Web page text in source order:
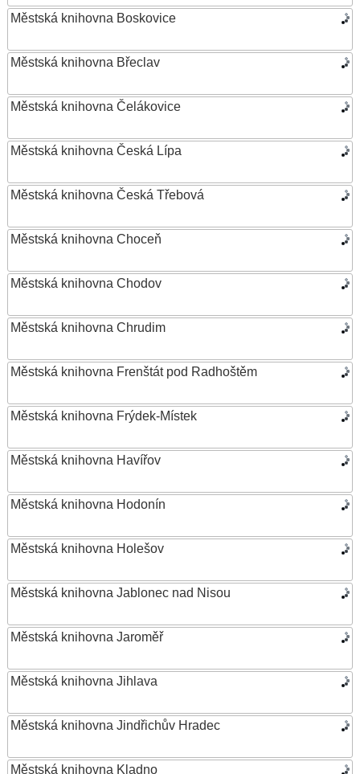
Městská knihovna Boskovice
Městská knihovna Břeclav
Městská knihovna Čelákovice
Městská knihovna Česká Lípa
Městská knihovna Česká Třebová
Městská knihovna Choceň
Městská knihovna Chodov
Městská knihovna Chrudim
Městská knihovna Frenštát pod Radhoštěm
Městská knihovna Frýdek-Místek
Městská knihovna Havířov
Městská knihovna Hodonín
Městská knihovna Holešov
Městská knihovna Jablonec nad Nisou
Městská knihovna Jaroměř
Městská knihovna Jihlava
Městská knihovna Jindřichův Hradec
Městská knihovna Kladno